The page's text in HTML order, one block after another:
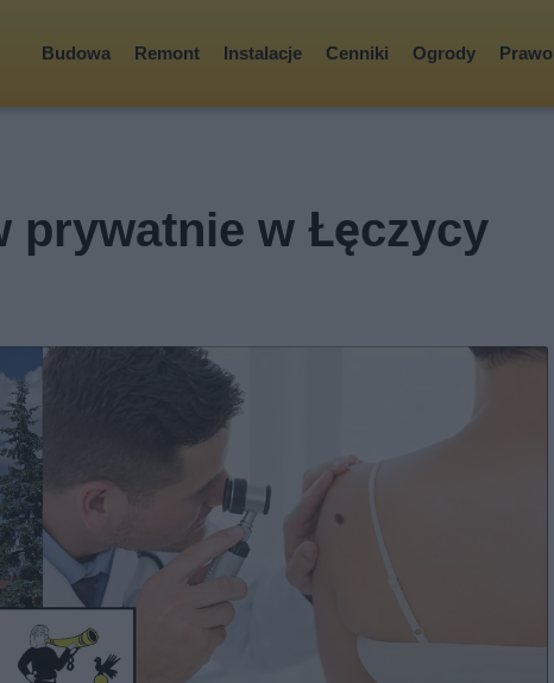
Budowa Remont Instalacje Cenniki Ogrody Prawo
prywatnie w Łęczycy